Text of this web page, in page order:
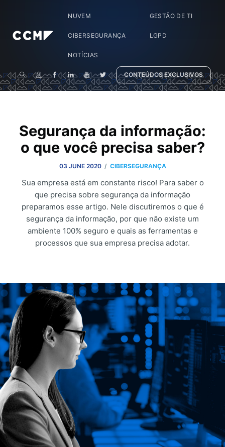
NUVEM GESTÃO DE TI
CIBERSEGURANÇA LGPD
NOTÍCIAS
CONTEÚDOS EXCLUSIVOS
Segurança da informação:
o que você precisa saber?
03 JUNE 2020 / CIBERSEGURANÇA
Sua empresa está em constante risco! Para saber o
que precisa sobre segurança da informação
preparamos esse artigo. Nele discutiremos o que é
segurança da informação, por que não existe um
ambiente 100% seguro e quais as ferramentas e
processos que sua empresa precisa adotar.